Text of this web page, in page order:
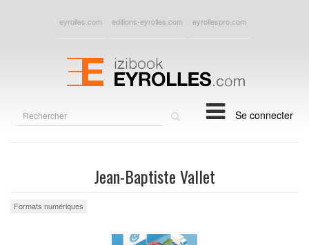
eyrolles.com editions-eyrolles.com eyrollespro.com
Se connecter
Jean-Baptiste Vallet
Formats numériques